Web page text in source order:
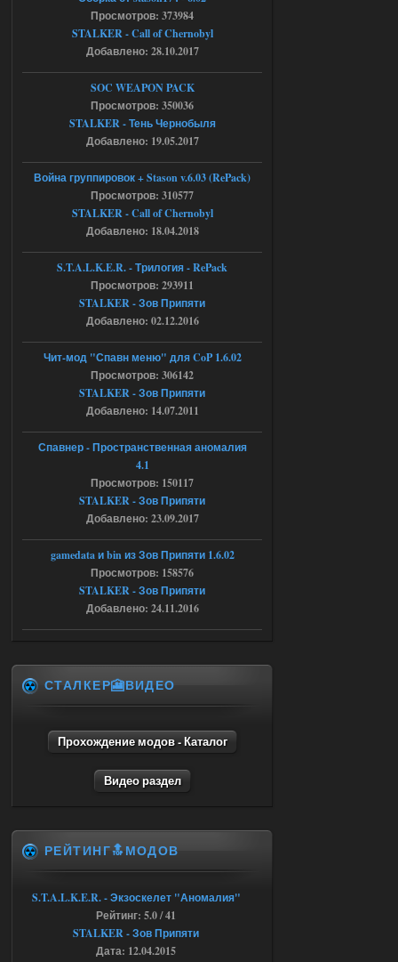
Ответить ➤
Объединенный Пак 2 + OGSR +
STCoP WP 3.4
Stalker-Mods-Clan-su
Доступно только для пользователей
Ответить ➤
04.08.2026
Объединенный Пак 2 + OGSR +
STCoP WP 3.4
Доступно только для пользователей
Ответить ➤
04.08.2026
Объединенный Пак 2 + OGSR +
STCoP WP 3.4
Доступно только для пользователей
Ответить ➤
Объединенный Пак 2 + OGSR +
STCoP WP 3.4
andreyforest1993
вот ещё этот же трелер с
вашего сайта, https://stalker-
04.08.2026
STCoP WP 3.4
это и есть эта версия мода
04.08.2026
Объединенный Пак 2 + OGSR +
STCoP WP 3.4
andreyforest1993
Просмотров: 373984
STALKER - Call of Chernobyl
Добавлено: 28.10.2017
SOC WEAPON PACK
Просмотров: 350036
STALKER - Тень Чернобыля
Добавлено: 19.05.2017
Война группировок + Stason v.6.03 (RePack)
Просмотров: 310577
STALKER - Call of Chernobyl
Добавлено: 18.04.2018
S.T.A.L.K.E.R. - Трилогия - RePack
Просмотров: 293911
STALKER - Зов Припяти
Добавлено: 02.12.2016
Чит-мод "Спавн меню" для CoP 1.6.02
Просмотров: 306142
STALKER - Зов Припяти
Добавлено: 14.07.2011
Спавнер - Пространственная аномалия
4.1
Просмотров: 150117
STALKER - Зов Припяти
Добавлено: 23.09.2017
gamedata и bin из Зов Припяти 1.6.02
Просмотров: 158576
STALKER - Зов Припяти
Добавлено: 24.11.2016
СТАЛКЕР🎦ВИДЕО
Прохождение модов - Каталог
Видео раздел
РЕЙТИНГ🔝МОДОВ
S.T.A.L.K.E.R. - Экзоскелет "Аномалия"
Рейтинг: 5.0 / 41
STALKER - Зов Припяти
Дата: 12.04.2015